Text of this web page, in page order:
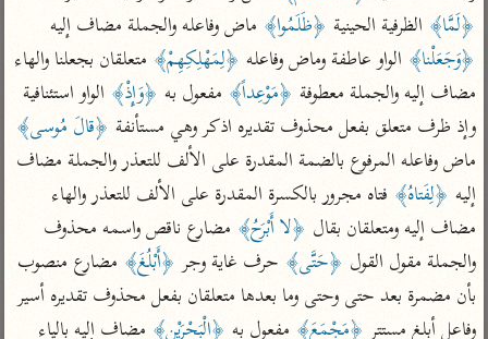
منتقاة
تفسير ابن القيم
تفسير ابن تيمية
عامّة
تفسير السمعاني
تفسير مكّي
محاسن التأويل
للقاسمي
تفسير الثعالبي
نظم الدرر للبقاعي
لغة وبلاغة
التحرير والتنوير
المحرر الوجيز لابن
عطية
البحر المحيط لأبي
حيان
البسيط للواحدي
جامع البيان للإيجي
تفسير البيضاوي
تفسير النسفي
الوجيز للواحدي
تفسير ابن أبي زمنين
آثار
موسوعة التفسير
المأثور
﴿لَمَّا﴾ الظرفية الحينية ﴿ظَلَمُوا﴾ ماض وفاعله والجملة مضاف إليه
﴿وَجَعَلْنا﴾ الواو عاطفة وماض وفاعله ﴿لِمَهْلِكِهِمْ﴾
مضاف إليه والجملة معطوفة ﴿مَوْعِداً﴾ مفعول به ﴿وَإِذْ﴾
وإذ ظرف متعلق بفعل محذوف تقديره اذكر وهي مستأنفة ﴿قالَ مُوسى﴾
إليه ﴿لِفَتاهُ﴾
مضاف إليه ومتعلقان بقال ﴿لا أَبْرَحُ﴾
والجملة مقول القول ﴿حَتَّى﴾ حرف غاية وجر ﴿أَبْلُغَ﴾
بأن مضمرة بعد حتى وحتى وما بعدها متعلقان بفعل محذوف تقديره أسير
وفاعل أبلغ مستتر ﴿مَجْمَعَ﴾ مفعول به ﴿الْبَحْرَيْنِ﴾ مضاف إليه بالياء